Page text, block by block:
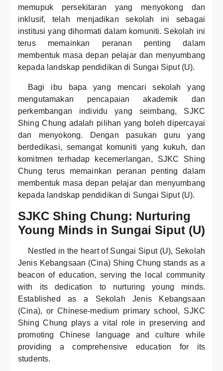
memupuk persekitaran yang menyokong dan
inklusif, telah menjadikan sekolah ini sebagai
institusi yang dihormati dalam komuniti. Sekolah ini
terus memainkan peranan penting dalam
membentuk masa depan pelajar dan menyumbang
kepada landskap pendidikan di Sungai Siput (U).
Bagi ibu bapa yang mencari sekolah yang
mengutamakan pencapaian akademik dan
perkembangan individu yang seimbang, SJKC
Shing Chung adalah pilihan yang boleh dipercayai
dan menyokong. Dengan pasukan guru yang
berdedikasi, semangat komuniti yang kukuh, dan
komitmen terhadap kecemerlangan, SJKC Shing
Chung terus memainkan peranan penting dalam
membentuk masa depan pelajar dan menyumbang
kepada landskap pendidikan di Sungai Siput (U).
SJKC Shing Chung: Nurturing
Young Minds in Sungai Siput (U)
Nestled in the heart of Sungai Siput (U), Sekolah
Jenis Kebangsaan (Cina) Shing Chung stands as a
beacon of education, serving the local community
with its dedication to nurturing young minds.
Established as a Sekolah Jenis Kebangsaan
(Cina), or Chinese-medium primary school, SJKC
Shing Chung plays a vital role in preserving and
promoting Chinese language and culture while
providing a comprehensive education for its
students.